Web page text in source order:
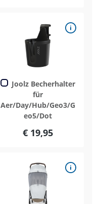
Joolz Becherhalter
für
Aer/Day/Hub/Geo3/G
eo5/Dot
€ 19,95